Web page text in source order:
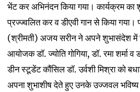
भेंट कर अभिनंदन किया गया। कार्यक्रम का
प्रज्ज्वलित कर व डीएवी गान से किया गया।
(श्रीमती) अजय सरीन ने अपने शुभासंदेश में
आयोजक डॉ. ज्योति गोगिया, डॉ. रमा शर्मा व
डीन स्टूडेंट कौंसिल डॉ. उर्वशी मिश्रा को
अपना शुभाशीष देते हुए उनके उज्जवल भविष्य